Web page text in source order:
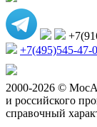
+7(495)545-47-
2000-2026 ©
и российского
справочный